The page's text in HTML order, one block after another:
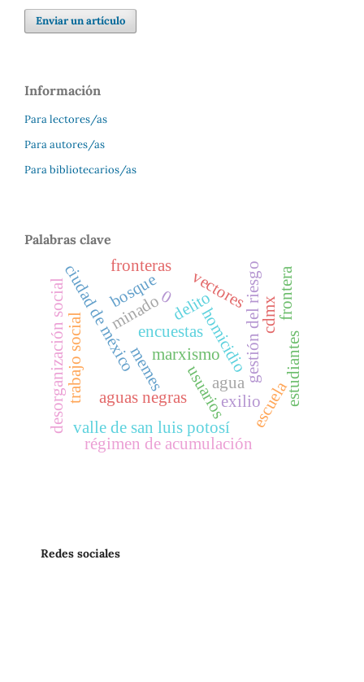
Enviar un artículo
Información
Para lectores/as
Para autores/as
Para bibliotecarios/as
Palabras clave
marxismohomicidiogestión del riesgo
aguas negrasusuarios
encuestas
memes
ciudad de méxico
desorganización social cdmx
delito
valle de san luis potosí
minado
bosque
agua
trabajo social
vectores
régimen de acumulación
escuelaestudiantes
frontera
exilio
fronteras
0
Redes sociales